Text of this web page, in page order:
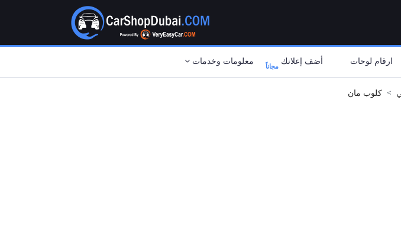
ارقام لوحات أضف إعلانك مجاناً معلومات وخدمات
كلوب مان